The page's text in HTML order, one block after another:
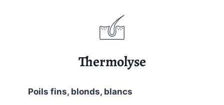
Thermolyse
Poils fins, blonds, blancs